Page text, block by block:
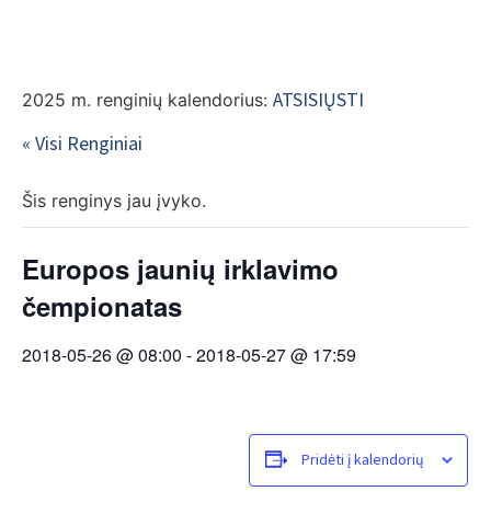
2025 m. renginių kalendorius: ATSISIŲSTI
« Visi Renginiai
Šis renginys jau įvyko.
Europos jaunių irklavimo
čempionatas
2018-05-26 @ 08:00 -2018-05-27 @ 17:59
Pridėti į kalendorių